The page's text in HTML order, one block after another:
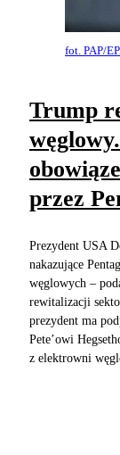
fot. PAP/
Trump
przez
Prezydent USA
nakazujące
węglowych –
rewitalizacji
prezydent ma
Pete’owi
z elektrowni